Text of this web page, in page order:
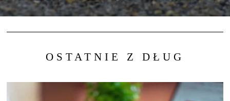
OSTATNIE Z DŁUG